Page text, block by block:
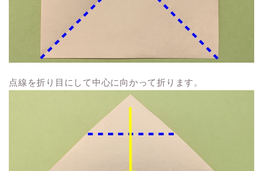
点線を折り目にして中心に向かって折ります。